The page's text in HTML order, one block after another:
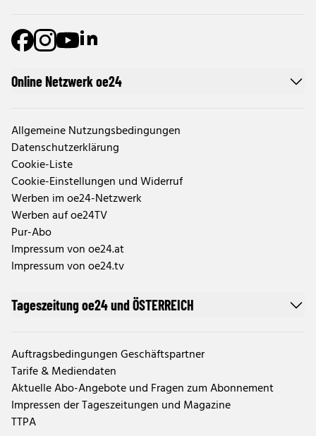
Online Netzwerk oe24
Allgemeine Nutzungsbedingungen
Datenschutzerklärung
Cookie-Liste
Cookie-Einstellungen und Widerruf
Werben im oe24-Netzwerk
Werben auf oe24TV
Pur-Abo
Impressum von oe24.at
Impressum von oe24.tv
Tageszeitung oe24 und ÖSTERREICH
Auftragsbedingungen Geschäftspartner
Tarife & Mediendaten
Aktuelle Abo-Angebote und Fragen zum Abonnement
Impressen der Tageszeitungen und Magazine
TTPA